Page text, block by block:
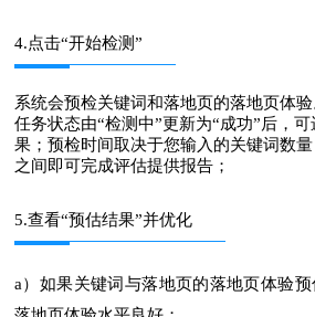
4.点击“开始检测”
系统会预检关键词和落地页的落地页体
任务状态由“检测中”更新为“成功”后，
果；预检时间取决于您输入的关键词数
之间即可完成评估提供报告；
5.查看“预估结果”并优化
a）如果关键词与落地页的落地页体验